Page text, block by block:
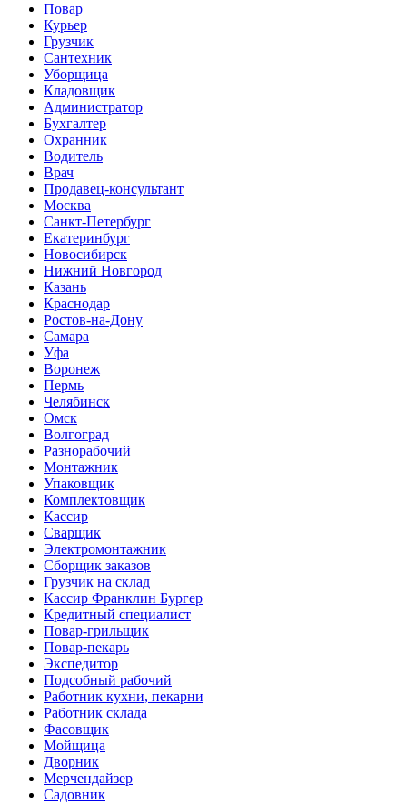
Повар
Курьер
Грузчик
Сантехник
Уборщица
Кладовщик
Администратор
Бухгалтер
Охранник
Водитель
Врач
Продавец-консультант
Москва
Санкт-Петербург
Екатеринбург
Новосибирск
Нижний Новгород
Казань
Краснодар
Ростов-на-Дону
Самара
Уфа
Воронеж
Пермь
Челябинск
Омск
Волгоград
Разнорабочий
Монтажник
Упаковщик
Комплектовщик
Кассир
Сварщик
Электромонтажник
Сборщик заказов
Грузчик на склад
Кассир Франклин Бургер
Кредитный специалист
Повар-грильщик
Повар-пекарь
Экспедитор
Подсобный рабочий
Работник кухни, пекарни
Работник склада
Фасовщик
Мойщица
Дворник
Мерчендайзер
Садовник